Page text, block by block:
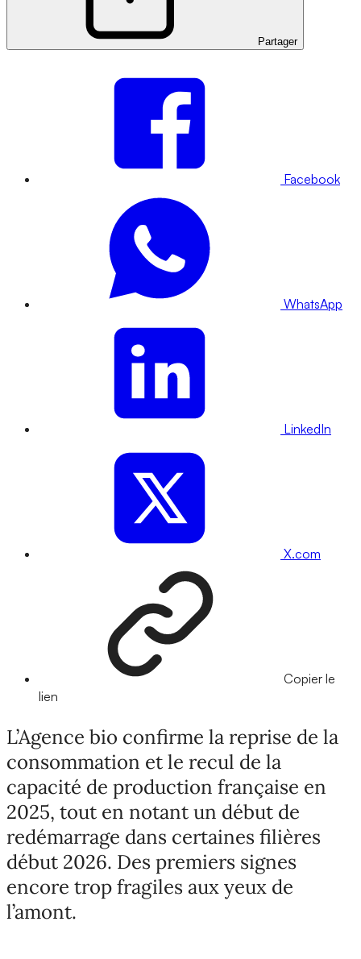
Partager
Facebook
WhatsApp
LinkedIn
X.com
Copier le
lien
L’Agence bio confirme la reprise de la
consommation et le recul de la
capacité de production française en
2025, tout en notant un début de
redémarrage dans certaines filières
début 2026. Des premiers signes
encore trop fragiles aux yeux de
l’amont.